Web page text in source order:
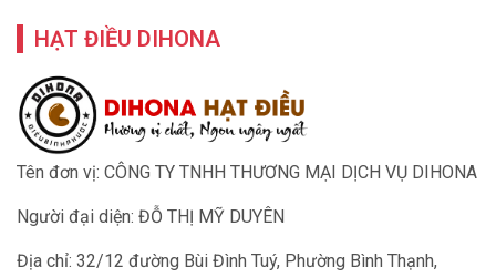
HẠT ĐIỀU DIHONA
Tên đơn vị: CÔNG TY TNHH THƯƠNG MẠI DỊCH VỤ DIHONA
Người đại diện: ĐỖ THỊ MỸ DUYÊN
Địa chỉ: 32/12 đường Bùi Đình Tuý, Phường Bình Thạnh,